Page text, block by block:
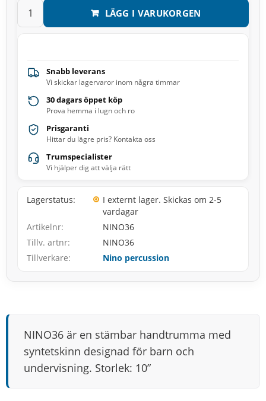
LÄGG I VARUKORGEN
Snabb leverans
Vi skickar lagervaror inom några timmar
30 dagars öppet köp
Prova hemma i lugn och ro
Prisgaranti
Hittar du lägre pris? Kontakta oss
Trumspecialister
Vi hjälper dig att välja rätt
Lagerstatus
I externt lager. Skickas om 2-5
vardagar
Artikelnr
NINO36
Tillv. artnr
NINO36
Tillverkare
Nino percussion
NINO36 är en stämbar handtrumma med
syntetskinn designad för barn och
undervisning. Storlek: 10”